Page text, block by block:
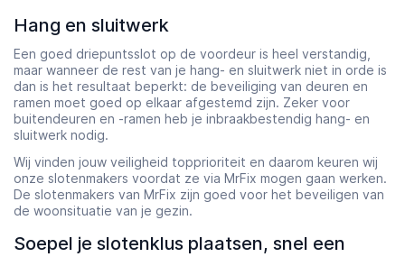
Hang en sluitwerk
Een goed driepuntsslot op de voordeur is heel verstandig,
maar wanneer de rest van je hang- en sluitwerk niet in orde is
dan is het resultaat beperkt: de beveiliging van deuren en
ramen moet goed op elkaar afgestemd zijn. Zeker voor
buitendeuren en -ramen heb je inbraakbestendig hang- en
sluitwerk nodig.
Wij vinden jouw veiligheid topprioriteit en daarom keuren wij
onze slotenmakers voordat ze via MrFix mogen gaan werken.
De slotenmakers van MrFix zijn goed voor het beveiligen van
de woonsituatie van je gezin.
Soepel je slotenklus plaatsen, snel een